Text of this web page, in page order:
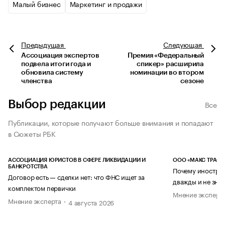
Малый бизнес Маркетинг и продажи
Предыдущая
Ассоциация экспертов
подвела итоги года и
обновила систему
членства
Следующая
Премия «Федеральный
спикер» расширила
номинации во втором
сезоне
Выбор редакции
Все
Публикации, которые получают больше внимания и попадают
в Сюжеты РБК
АССОЦИАЦИЯ ЮРИСТОВ В СФЕРЕ ЛИКВИДАЦИИ И
БАНКРОТСТВА
Договор есть — сделки нет: что ФНС ищет за
комплектом первички
Мнение эксперта
4 августа 2026
ООО «МАКС ТРАСТ»
Почему
дважды и не
Мнение